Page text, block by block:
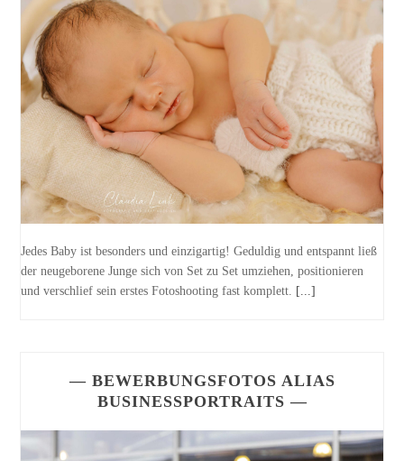
Jedes Baby ist besonders und einzigartig! Geduldig und entspannt ließ
der neugeborene Junge sich von Set zu Set umziehen, positionieren
und verschlief sein erstes Fotoshooting fast komplett. [...]
— BEWERBUNGSFOTOS ALIAS
BUSINESSPORTRAITS —